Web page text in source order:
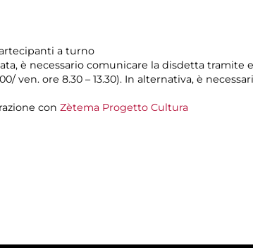
a turno
è necessario comunicare la disdetta tramite
ven. ore 8.30 – 13.30). In alternativa, è
con Zètema Progetto Cultura